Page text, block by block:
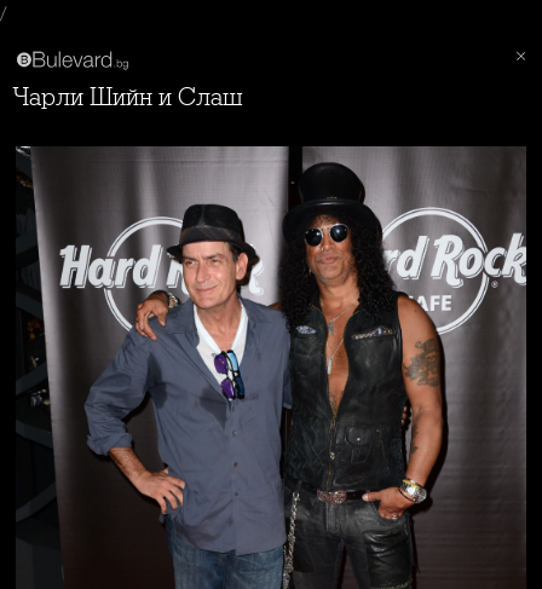
/
Чарли Шийн и Слаш